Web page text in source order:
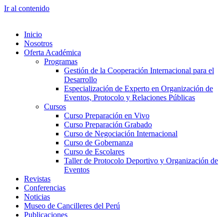
Ir al contenido
Inicio
Nosotros
Oferta Académica
Programas
Gestión de la Cooperación Internacional para el
Desarrollo
Especialización de Experto en Organización de
Eventos, Protocolo y Relaciones Públicas
Cursos
Curso Preparación en Vivo
Curso Preparación Grabado
Curso de Negociación Internacional
Curso de Gobernanza
Curso de Escolares
Taller de Protocolo Deportivo y Organización de
Eventos
Revistas
Conferencias
Noticias
Museo de Cancilleres del Perú
Publicaciones